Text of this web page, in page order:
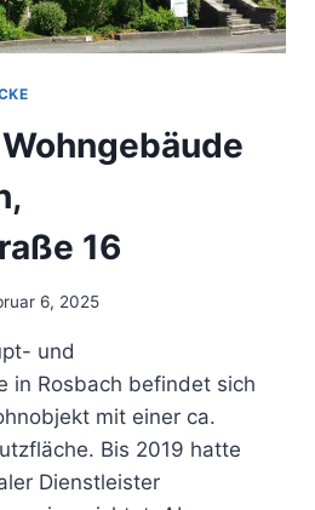
16
6, 2025
und
in Rosbach befindet sich
mit einer ca.
Bis 2019 hatte
Dienstleister